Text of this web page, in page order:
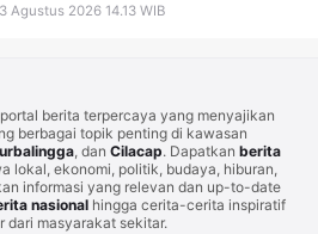
Agustus 2026 14.13 WIB
berita terpercaya yang menyajikan
berbagai topik penting di kawasan
, dan Cilacap. Dapatkan berita
lokal, ekonomi, politik, budaya, hiburan,
informasi yang relevan dan up-to-date
nasionalhingga cerita-cerita inspiratif
dari masyarakat sekitar.